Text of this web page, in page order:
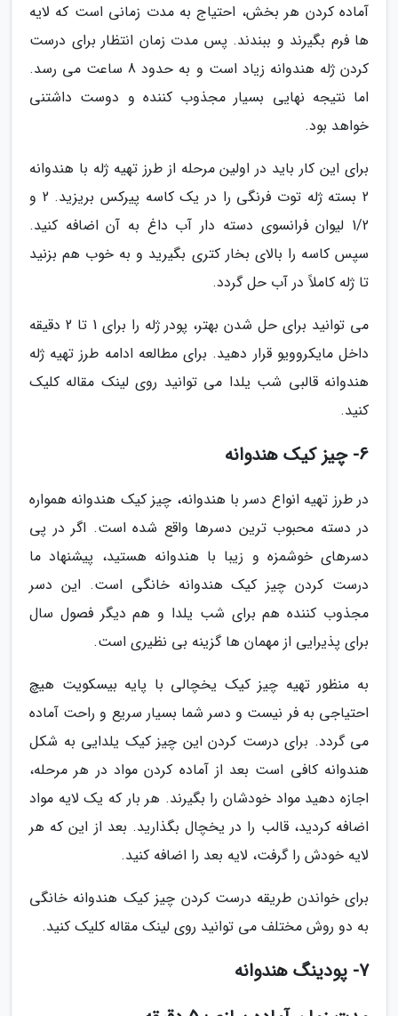
آماده کردن هر بخش، احتیاج به مدت زمانی است که لایه
ها فرم بگیرند و ببندند. پس مدت زمان انتظار برای درست
کردن ژله هندوانه زیاد است و به حدود 8 ساعت می رسد.
اما نتیجه نهایی بسیار مجذوب کننده و دوست داشتنی
خواهد بود.
برای این کار باید در اولین مرحله از طرز تهیه ژله با هندوانه
2 بسته ژله توت فرنگی را در یک کاسه پیرکس بریزید. 2 و
1/2 لیوان فرانسوی دسته دار آب داغ به آن اضافه کنید.
سپس کاسه را بالای بخار کتری بگیرید و به خوب هم بزنید
تا ژله کاملاً در آب حل گردد.
می توانید برای حل شدن بهتر، پودر ژله را برای 1 تا 2 دقیقه
داخل مایکروویو قرار دهید. برای مطالعه ادامه طرز تهیه ژله
هندوانه قالبی شب یلدا می توانید روی لینک مقاله کلیک
کنید.
6- چیز کیک هندوانه
در طرز تهیه انواع دسر با هندوانه، چیز کیک هندوانه همواره
در دسته محبوب ترین دسرها واقع شده است. اگر در پی
دسرهای خوشمزه و زیبا با هندوانه هستید، پیشنهاد ما
درست کردن چیز کیک هندوانه خانگی است. این دسر
مجذوب کننده هم برای شب یلدا و هم دیگر فصول سال
برای پذیرایی از مهمان ها گزینه بی نظیری است.
به منظور تهیه چیز کیک یخچالی با پایه بیسکویت هیچ
احتیاجی به فر نیست و دسر شما بسیار سریع و راحت آماده
می گردد. برای درست کردن این چیز کیک یلدایی به شکل
هندوانه کافی است بعد از آماده کردن مواد در هر مرحله،
اجازه دهید مواد خودشان را بگیرند. هر بار که یک لایه مواد
اضافه کردید، قالب را در یخچال بگذارید. بعد از این که هر
لایه خودش را گرفت، لایه بعد را اضافه کنید.
برای خواندن طریقه درست کردن چیز کیک هندوانه خانگی
به دو روش مختلف می توانید روی لینک مقاله کلیک کنید.
7- پودینگ هندوانه